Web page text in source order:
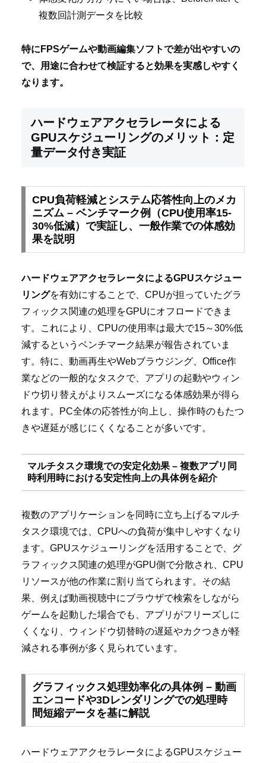
複数回計測データを比較
特にFPSゲームや動画編集ソフトで差が出やすいの
で、用途に合わせて検証すると効果を実感しやすく
なります。
ハードウェアアクセラレータによる
GPUスケジューリングのメリット：定
量データ付き実証
CPU負荷軽減とシステム応答性向上のメカ
ニズム – ベンチマーク例（CPU使用率15-
30%低減）で実証し、一般作業での体感効
果を説明
ハードウェアアクセラレータによるGPUスケジュー
リングを有効にすることで、CPUが担っていたグラ
フィックス関連の処理をGPUにオフロードできま
す。これにより、CPUの使用率は最大で15～30%低
減するというベンチマーク結果が報告されていま
す。特に、動画再生やWebブラウジング、Office作
業などの一般的なタスクで、アプリの起動やウィン
ドウ切り替えがよりスムーズになる体感効果が得ら
れます。PC全体の応答性が向上し、操作時のもたつ
きや遅延が感じにくくなることが多いです。
マルチタスク環境での安定化効果 – 複数アプリ同
時利用時における安定性向上の具体例を紹介
複数のアプリケーションを同時に立ち上げるマルチ
タスク環境では、CPUへの負荷が集中しやすくなり
ます。GPUスケジューリングを活用することで、グ
ラフィックス関連の処理がGPU側で分散され、CPU
リソースが他の作業に割り当てられます。その結
果、例えば動画視聴中にブラウザで検索をしながら
ゲームを起動した場合でも、アプリがフリーズしに
くくなり、ウィンドウ切替時の遅延やカクつきが軽
減される事例が多く見られています。
グラフィックス処理効率化の具体例 – 動画
エンコードや3Dレンダリングでの処理時
間短縮データを基に解説
ハードウェアアクセラレータによるGPUスケジュー